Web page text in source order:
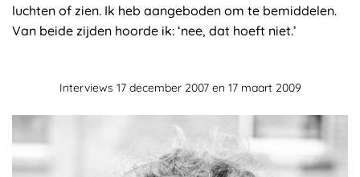
luchten of zien. Ik heb aangeboden om te bemiddelen.
Van beide zijden hoorde ik: ‘nee, dat hoeft niet.’
Interviews 17 december 2007 en 17 maart 2009